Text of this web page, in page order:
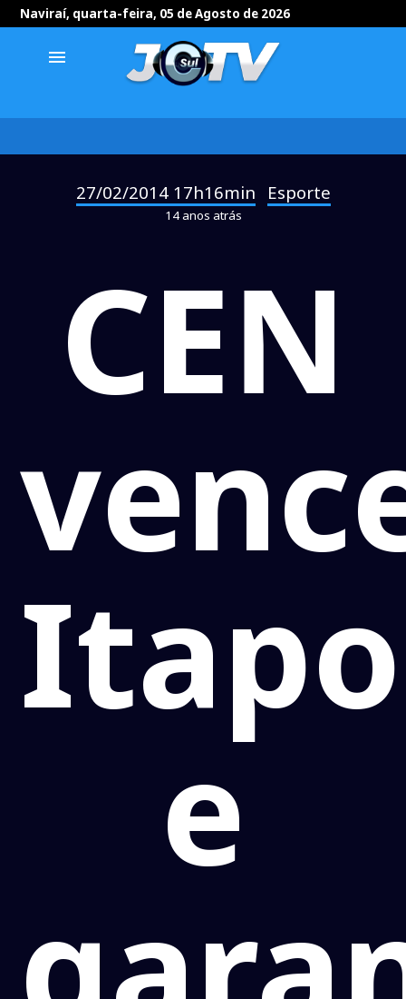
Naviraí, quarta-feira, 05 de Agosto de 2026
menu
27/02/2014 17h16min Esporte
14 anos atrás
CEN
e